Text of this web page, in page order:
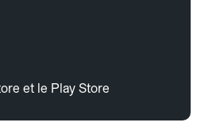
et le Play Store